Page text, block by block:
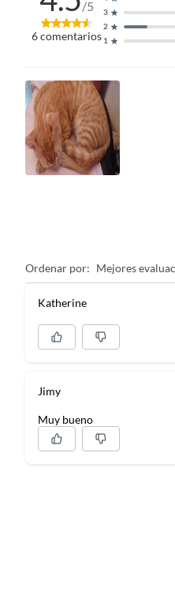
/5
6comentarios 1
2
3
Ordenar por: Mejores
Katherine
Jimy
Muy bueno